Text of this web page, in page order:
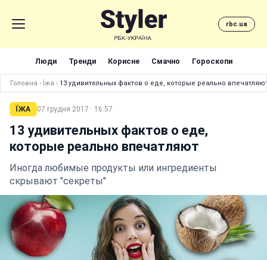
rbc.ua
Люди Тренди Корисне Смачно Гороскопи
Головна › Їжа › 13 удивительных фактов о еде, которые реально
ЇЖА 07 грудня 2017 · 16:57
13 удивительных фактов о еде,
которые реально впечатляют
Иногда любимые продукты или ингредиенты
скрывают "секреты"